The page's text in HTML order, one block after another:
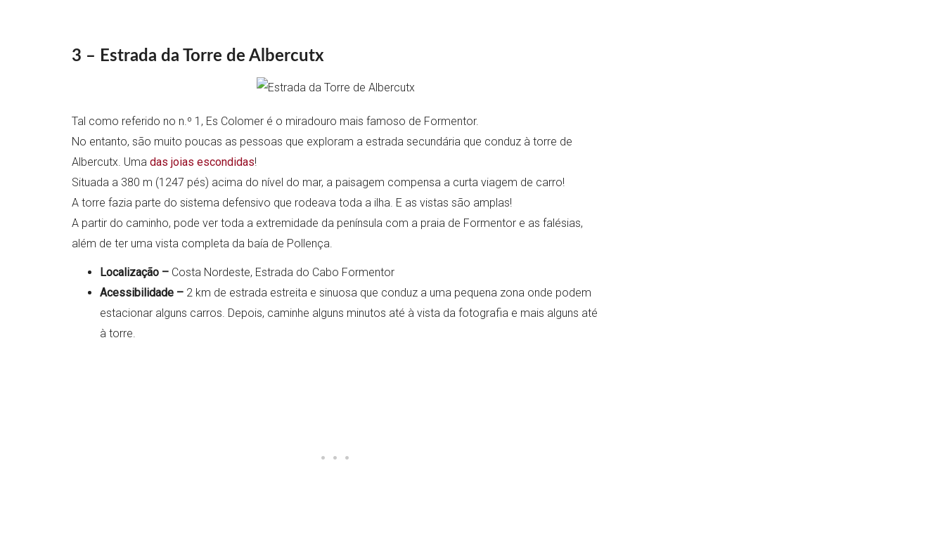
3 – Estrada da Torre de Albercutx
Tal como referido no n.º 1, Es Colomer é o miradouro mais famoso de Formentor.
No entanto, são muito poucas as pessoas que exploram a estrada secundária que conduz à torre de
Albercutx. Uma das joias escondidas!
Situada a 380 m (1247 pés) acima do nível do mar, a paisagem compensa a curta viagem de carro!
A torre fazia parte do sistema defensivo que rodeava toda a ilha. E as vistas são amplas!
A partir do caminho, pode ver toda a extremidade da península com a praia de Formentor e as falésias,
além de ter uma vista completa da baía de Pollença.
Localização – Costa Nordeste, Estrada do Cabo Formentor
Acessibilidade – 2 km de estrada estreita e sinuosa que conduz a uma pequena zona onde podem
estacionar alguns carros. Depois, caminhe alguns minutos até à vista da fotografia e mais alguns até
à torre.